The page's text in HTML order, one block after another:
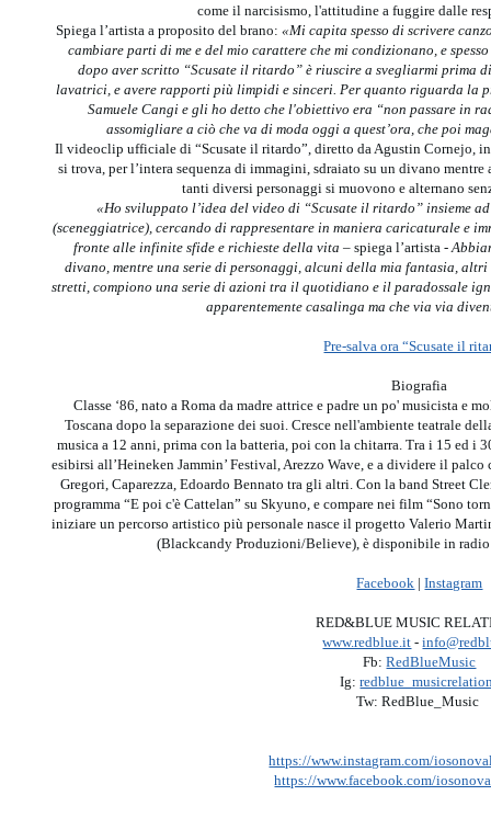
come il narcisismo, l'attitudine a fuggire dalle
Spiega l’artista a proposito del brano: «Mi capita spesso di scrivere
cambiare parti di me e del mio carattere che mi condizionano, e
dopo aver scritto “Scusate il ritardo” è riuscire a svegliarmi prima
lavatrici, e avere rapporti più limpidi e sinceri. Per quanto riguarda la
Samuele Cangi e gli ho detto che l'obiettivo era “non passare in
assomigliare a ciò che va di moda oggi a quest’ora, che poi
Il videoclip ufficiale di “Scusate il ritardo”, diretto da Agustin Cornejo,
si trova, per l’intera sequenza di immagini, sdraiato su un divano
tanti diversi personaggi si muovono e alternano
«Ho sviluppato l’idea del video di “Scusate il ritardo” insieme
(sceneggiatrice), cercando di rappresentare in maniera caricaturale e
fronte alle infinite sfide e richieste della vita – spiega l’artista -
divano, mentre una serie di personaggi, alcuni della mia fantasia,
stretti, compiono una serie di azioni tra il quotidiano e il paradossale
apparentemente casalinga ma che via via
Pre-salva ora “Scusate il
Biografia
Classe ‘86, nato a Roma da madre attrice e padre un po' musicista e
Toscana dopo la separazione dei suoi. Cresce nell'ambiente teatrale
musica a 12 anni, prima con la batteria, poi con la chitarra. Tra i 15 ed i
esibirsi all’Heineken Jammin’ Festival, Arezzo Wave, e a dividere il
Gregori, Caparezza, Edoardo Bennato tra gli altri. Con la band Street
programma “E poi c'è Cattelan” su Skyuno, e compare nei film “Sono
iniziare un percorso artistico più personale nasce il progetto Valerio
(Blackcandy Produzioni/Believe), è disponibile in
Facebook |Instagram
RED&BLUE MUSIC
www.redblue.it -
Fb:RedBlueMusic
Ig:
Tw: RedBlue_Music
https://www.instagram.com/
https://www.facebook.com/